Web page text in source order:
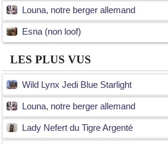
Louna, notre berger allemand
Esna (non loof)
LES PLUS VUS
Wild Lynx Jedi Blue Starlight
Louna, notre berger allemand
Lady Nefert du Tigre Argenté